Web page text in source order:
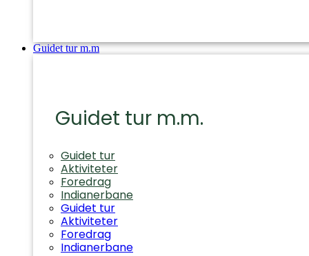
Guidet tur m.m
Guidet tur m.m.
Guidet tur
Aktiviteter
Foredrag
Indianerbane
Guidet tur
Aktiviteter
Foredrag
Indianerbane